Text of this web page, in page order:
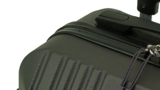
Homem Aranha🕸️
Patrulha Canina🐶
Stitch💜
Mickey e Minnie🐭🎀
Linha Pets🐾
Frozen❄️
Moana🌴